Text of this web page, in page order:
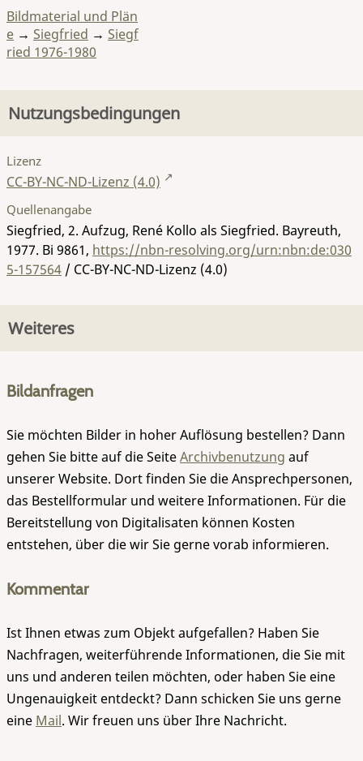
Bildmaterial und Plän
e → Siegfried → Siegf
ried 1976-1980
Nutzungsbedingungen
Lizenz
CC-BY-NC-ND-Lizenz (4.0)
Quellenangabe
Siegfried, 2. Aufzug, René Kollo als Siegfried. Bayreuth,
1977. Bi 9861, https://nbn-resolving.org/urn:nbn:de:030
5-157564 / CC-BY-NC-ND-Lizenz (4.0)
Weiteres
Bildanfragen
Sie möchten Bilder in hoher Auflösung bestellen? Dann
gehen Sie bitte auf die SeiteArchivbenutzung auf
unserer Website. Dort finden Sie die Ansprechpersonen,
das Bestellformular und weitere Informationen. Für die
Bereitstellung von Digitalisaten können Kosten
entstehen, über die wir Sie gerne vorab informieren.
Kommentar
Ist Ihnen etwas zum Objekt aufgefallen? Haben Sie
Nachfragen, weiterführende Informationen, die Sie mit
uns und anderen teilen möchten, oder haben Sie eine
Ungenauigkeit entdeckt? Dann schicken Sie uns gerne
eine Mail. Wir freuen uns über Ihre Nachricht.